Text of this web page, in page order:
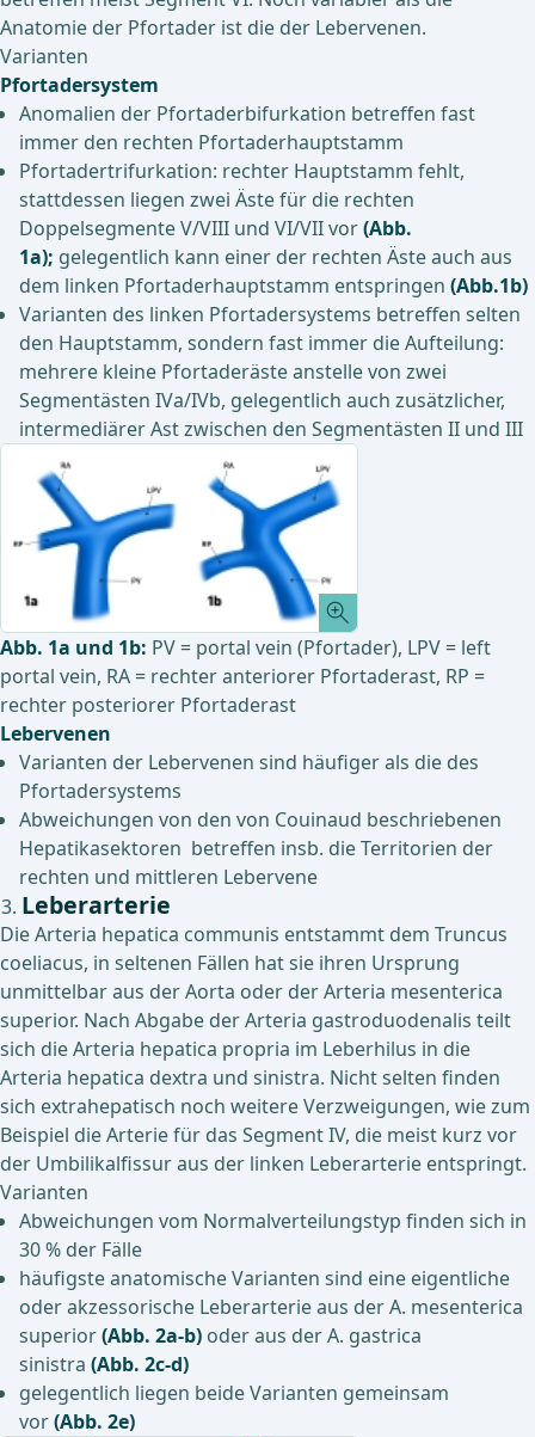
Anatomie der Pfortader ist die der Lebervenen.
Varianten
Pfortadersystem
Anomalien der Pfortaderbifurkation betreffen fast
immer den rechten Pfortaderhauptstamm
Pfortadertrifurkation: rechter Hauptstamm fehlt,
stattdessen liegen zwei Äste für die rechten
Doppelsegmente V/VIII und VI/VII vor(Abb.
1a); gelegentlich kann einer der rechten Äste auch aus
dem linken Pfortaderhauptstamm entspringen (Abb.1b)
Varianten des linken Pfortadersystems betreffen selten
den Hauptstamm, sondern fast immer die Aufteilung:
mehrere kleine Pfortaderäste anstelle von zwei
Segmentästen IVa/IVb, gelegentlich auch zusätzlicher,
intermediärer Ast zwischen den Segmentästen II und III
Abb. 1a und 1b: PV = portal vein (Pfortader), LPV = left
portal vein, RA = rechter anteriorer Pfortaderast, RP =
rechter posteriorer Pfortaderast
Lebervenen
Varianten der Lebervenen sind häufiger als die des
Pfortadersystems
Abweichungen von den von Couinaud beschriebenen
Hepatikasektoren betreffen insb. die Territorien der
rechten und mittleren Lebervene
Leberarterie
Die Arteria hepatica communis entstammt dem Truncus
coeliacus, in seltenen Fällen hat sie ihren Ursprung
unmittelbar aus der Aorta oder der Arteria mesenterica
superior. Nach Abgabe der Arteria gastroduodenalis teilt
sich die Arteria hepatica propria im Leberhilus in die
Arteria hepatica dextra und sinistra. Nicht selten finden
sich extrahepatisch noch weitere Verzweigungen, wie zum
Beispiel die Arterie für das Segment IV, die meist kurz vor
der Umbilikalfissur aus der linken Leberarterie entspringt.
Varianten
Abweichungen vom Normalverteilungstyp finden sich in
30 % der Fälle
häufigste anatomische Varianten sind eine eigentliche
oder akzessorische Leberarterie aus der A. mesenterica
superior(Abb. 2a-b) oder aus der A. gastrica
sinistra (Abb. 2c-d)
gelegentlich liegen beide Varianten gemeinsam
vor(Abb. 2e)